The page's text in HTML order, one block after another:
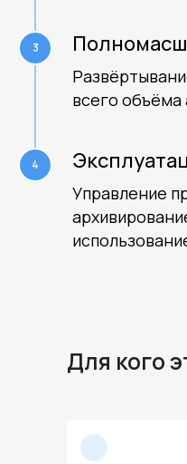
всего объёма
Управление
Для кого